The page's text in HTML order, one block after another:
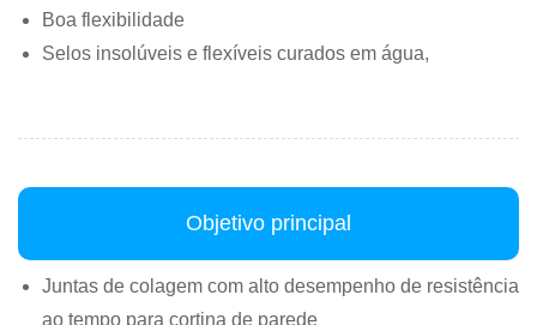
Boa flexibilidade
Selos insolúveis e flexíveis curados em água,
Objetivo principal
Juntas de colagem com alto desempenho de resistência
ao tempo para cortina de parede